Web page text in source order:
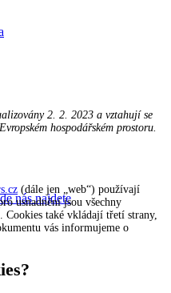
nás najdete
2. 2. 2023 a vztahují se
hospodářském prostoru.
(dále jen „web“) používají
usnadnění jsou všechny
Cookies také vkládají třetí strany,
vás informujeme o